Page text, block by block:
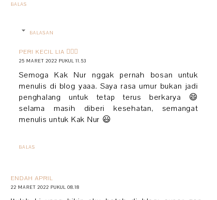
BALAS
BALASAN
PERI KECIL LIA 🧚🏻‍♀️
25 MARET 2022 PUKUL 11.53
Semoga Kak Nur nggak pernah bosan untuk
menulis di blog yaaa. Saya rasa umur bukan jadi
penghalang untuk tetap terus berkarya 😄
selama masih diberi kesehatan, semangat
menulis untuk Kak Nur 😃
BALAS
ENDAH APRIL
22 MARET 2022 PUKUL 08.18